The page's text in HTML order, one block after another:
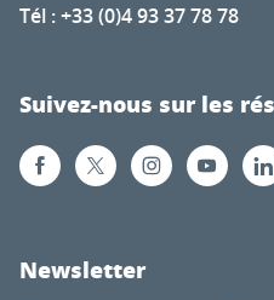
Tél : +33 (0)4 93 37 78 78
Suivez-nous sur les
Newsletter